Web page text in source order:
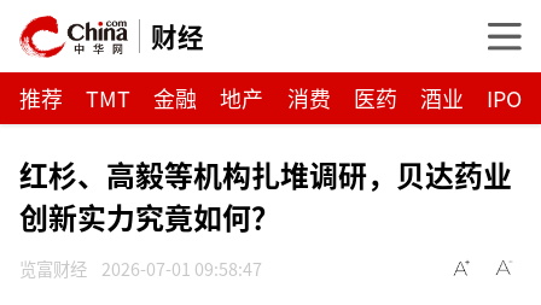
财经
推荐 TMT 金融 地产 消费 医药 酒业 IPO
红杉、高毅等机构扎堆调研，贝达药业
创新实力究竟如何？
览富财经 2026-07-01 09:58:47